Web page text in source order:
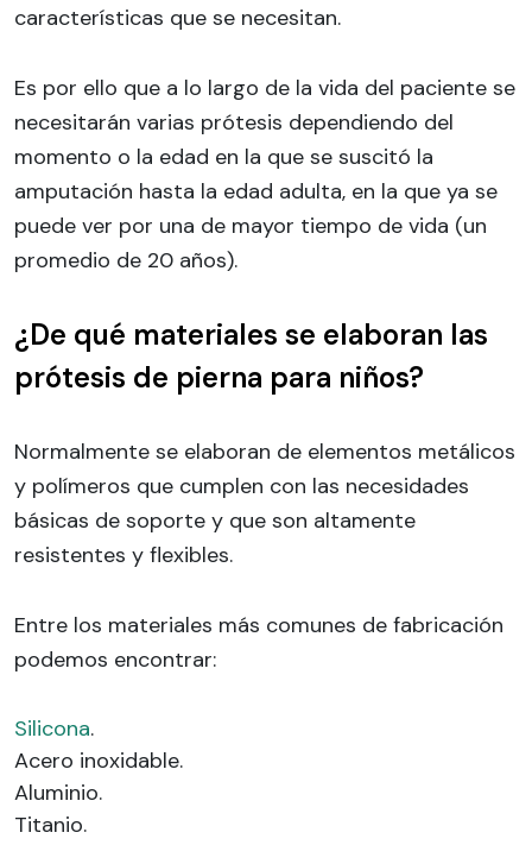
características que se necesitan.
Es por ello que a lo largo de la vida del paciente se
necesitarán varias prótesis dependiendo del
momento o la edad en la que se suscitó la
amputación hasta la edad adulta, en la que ya se
puede ver por una de mayor tiempo de vida (un
promedio de 20 años).
¿De qué materiales se elaboran las
prótesis de pierna para niños?
Normalmente se elaboran de elementos metálicos
y polímeros que cumplen con las necesidades
básicas de soporte y que son altamente
resistentes y flexibles.
Entre los materiales más comunes de fabricación
podemos encontrar:
Silicona.
Acero inoxidable.
Aluminio.
Titanio.